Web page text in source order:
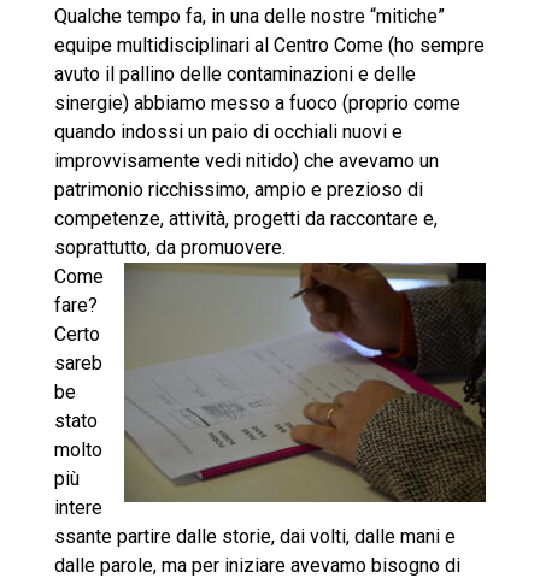
Qualche tempo fa, in una delle nostre “mitiche”
equipe multidisciplinari al Centro Come (ho sempre
avuto il pallino delle contaminazioni e delle
sinergie) abbiamo messo a fuoco (proprio come
quando indossi un paio di occhiali nuovi e
improvvisamente vedi nitido) che avevamo un
patrimonio ricchissimo, ampio e prezioso di
competenze, attività, progetti da raccontare e,
soprattutto, da promuovere.
Come
fare?
Certo
sareb
be
stato
molto
più
intere
ssante partire dalle storie, dai volti, dalle mani e
dalle parole, ma per iniziare avevamo bisogno di